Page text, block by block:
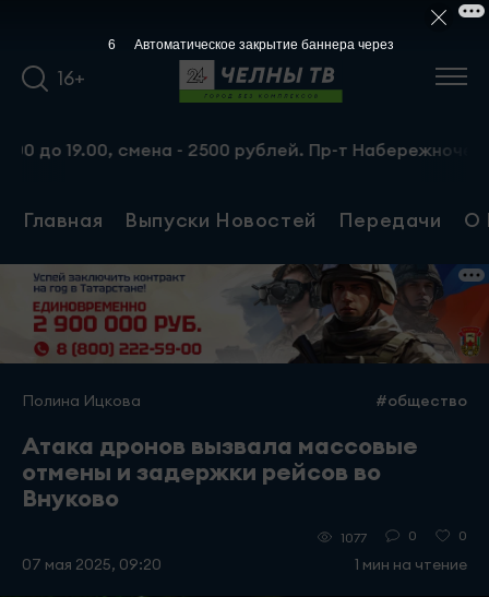
16+
19.00, смена - 2500 рублей. Пр-т
Главная Выпуски Новостей Передачи О
Полина Ицкова #общество
Атака дронов вызвала массовые
отмены и задержки рейсов во
Внуково
07 мая 2025, 09:20
1077 0 0
1 мин на чтение
5 Автоматическое закрытие баннера через